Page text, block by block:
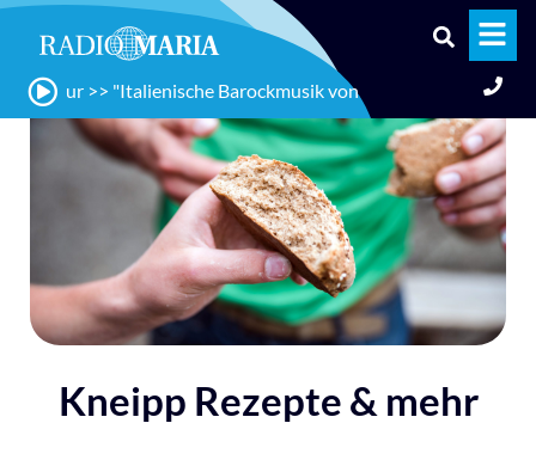
>> "Italienische Barockmusik von Giovanni Buonaventura
Kneipp Rezepte & mehr